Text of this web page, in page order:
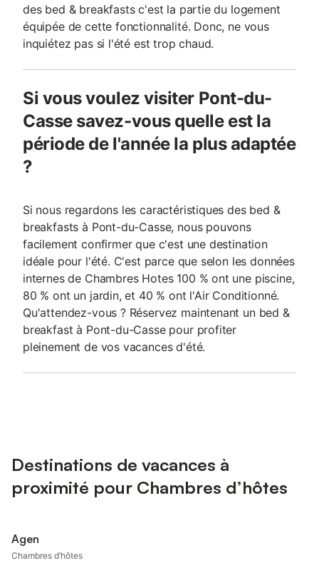
des bed & breakfasts c'est la partie du logement
équipée de cette fonctionnalité. Donc, ne vous
inquiétez pas si l'été est trop chaud.
Si vous voulez visiter Pont-du-
Casse savez-vous quelle est la
période de l'année la plus adaptée
?
Si nous regardons les caractéristiques des bed &
breakfasts à Pont-du-Casse, nous pouvons
facilement confirmer que c'est une destination
idéale pour l'été. C'est parce que selon les données
internes de Chambres Hotes 100 % ont une piscine,
80 % ont un jardin, et 40 % ont l'Air Conditionné.
Qu'attendez-vous ? Réservez maintenant un bed &
breakfast à Pont-du-Casse pour profiter
pleinement de vos vacances d'été.
Destinations de vacances à
proximité pour Chambres d’hôtes
Agen
Chambres d’hôtes